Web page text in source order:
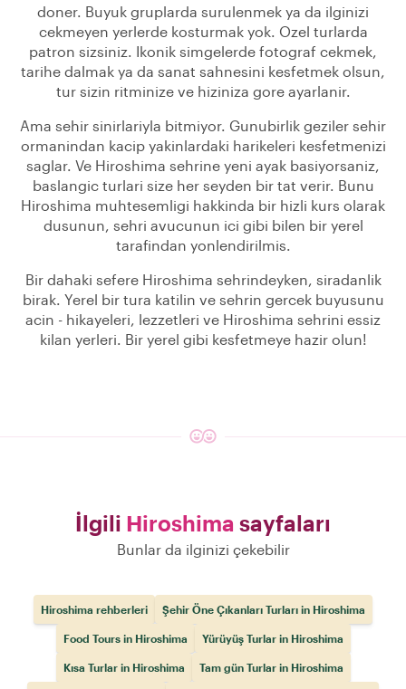
doner. Buyuk gruplarda surulenmek ya da ilginizi
cekmeyen yerlerde kosturmak yok. Ozel turlarda
patron sizsiniz. Ikonik simgelerde fotograf cekmek,
tarihe dalmak ya da sanat sahnesini kesfetmek olsun,
tur sizin ritminize ve hiziniza gore ayarlanir.
Ama sehir sinirlariyla bitmiyor. Gunubirlik geziler sehir
ormanindan kacip yakinlardaki harikeleri kesfetmenizi
saglar. Ve Hiroshima sehrine yeni ayak basiyorsaniz,
baslangic turlari size her seyden bir tat verir. Bunu
Hiroshima muhtesemligi hakkinda bir hizli kurs olarak
dusunun, sehri avucunun ici gibi bilen bir yerel
tarafindan yonlendirilmis.
Bir dahaki sefere Hiroshima sehrindeyken, siradanlik
birak. Yerel bir tura katilin ve sehrin gercek buyusunu
acin - hikayeleri, lezzetleri ve Hiroshima sehrini essiz
kilan yerleri. Bir yerel gibi kesfetmeye hazir olun!
İlgili Hiroshima sayfaları
Bunlar da ilginizi çekebilir
Hiroshima rehberleri Şehir Öne Çıkanları Turları in Hiroshima
Food Tours in Hiroshima Yürüyüş Turlar in Hiroshima
Kısa Turlar in Hiroshima Tam gün Turlar in Hiroshima